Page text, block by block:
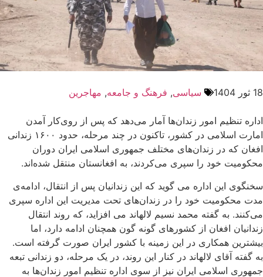
18 ثور 1404 سیاسی, فرهنگ و جامعه, مهاجرین
اداره تنظیم امور زندان‌ها آمار می‌دهد که پس از روی‌کار آمدن
امارت اسلامی در کشور، تاکنون در چند مرحله، حدود ۱۶۰۰ زندانی
افغان که در زندان‌های مختلف جمهوری اسلامی ایران دوران
محکومیت خود را سپری می‌کردند، به افغانستان منتقل شده‌اند.
سخنگوی این اداره می گوید که این زندانیان پس از انتقال، ادامه‌ی
مدت محکومیت خود را در زندان‌های تحت مدیریت این اداره سپری
می‌کنند. به گفته محمد نسیم لالهاند می افزاید، که روند انتقال
زندانیان افغان از کشورهای گونه گون همچنان ادامه دارد، اما
بیشترین همکاری در این زمینه با کشور ایران صورت گرفته است.
به گفته آقای لالهاند در کنار این روند، در یک مرحله، دو زندانی تبعه
جمهوری اسلامی ایران نیز از سوی اداره تنظیم امور زندان‌ها به